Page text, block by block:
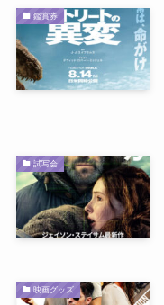
鑑賞券
試写会
映画グッズ